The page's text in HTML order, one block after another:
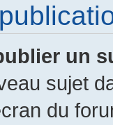
un
sujet
du